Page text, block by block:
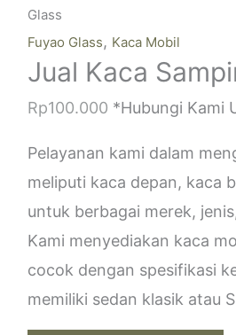
Glass
Fuyao Glass, Kaca Mobil
Jual Kaca
Rp100.000 *Hubungi Kami
Pelayanan kami dalam
meliputi kaca depan, kaca
untuk berbagai merek,
Kami menyediakan kaca
cocok dengan spesifikasi
memiliki sedan klasik atau